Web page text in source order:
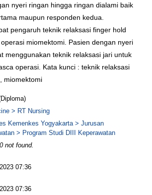
nyeri ringan hingga ringan dialami baik
maupun responden kedua.
pengaruh teknik relaksasi finger hold
miomektomi. Pasien dengan nyeri
menggunakan teknik relaksasi jari untuk
operasi. Kata kunci : teknik relaksasi
miomektomi
> RT Nursing
Kemenkes Yogyakarta > Jurusan
> Program Studi DIII Keperawatan
not found.
07:36
07:36